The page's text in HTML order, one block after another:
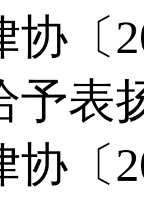
协〔
予表
协〔